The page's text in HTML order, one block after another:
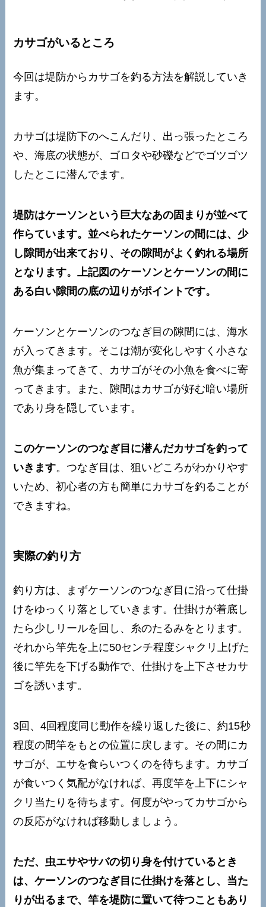
カサゴがいるところ
今回は堤防からカサゴを釣る方法を解説していき
ます。
カサゴは堤防下のへこんだり、出っ張ったところ
や、海底の状態が、ゴロタや砂礫などでゴツゴツ
したとこに潜んでます。
堤防はケーソンという巨大なあの固まりが並べて
作らています。並べられたケーソンの間には、少
し隙間が出来ており、その隙間がよく釣れる場所
となります。上記図のケーソンとケーソンの間に
ある白い隙間の底の辺りがポイントです。
ケーソンとケーソンのつなぎ目の隙間には、海水
が入ってきます。そこは潮が変化しやすく小さな
魚が集まってきて、カサゴがその小魚を食べに寄
ってきます。また、隙間はカサゴが好む暗い場所
であり身を隠しています。
このケーソンのつなぎ目に潜んだカサゴを釣って
いきます。つなぎ目は、狙いどころがわかりやす
いため、初心者の方も簡単にカサゴを釣ることが
できますね。
実際の釣り方
釣り方は、まずケーソンのつなぎ目に沿って仕掛
けをゆっくり落としていきます。仕掛けが着底し
たら少しリールを回し、糸のたるみをとります。
それから竿先を上に50センチ程度シャクリ上げた
後に竿先を下げる動作で、仕掛けを上下させカサ
ゴを誘います。
3回、4回程度同じ動作を繰り返した後に、約15秒
程度の間竿をもとの位置に戻します。その間にカ
サゴが、エサを食らいつくのを待ちます。カサゴ
が食いつく気配がなければ、再度竿を上下にシャ
クリ当たりを待ちます。何度がやってカサゴから
の反応がなければ移動しましょう。
ただ、虫エサやサバの切り身を付けているとき
は、ケーソンのつなぎ目に仕掛けを落とし、当た
りが出るまで、竿を堤防に置いて待つこともあり